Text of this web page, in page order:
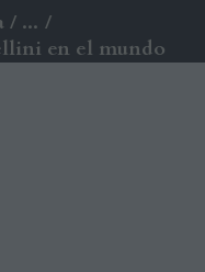
...
en el mundo